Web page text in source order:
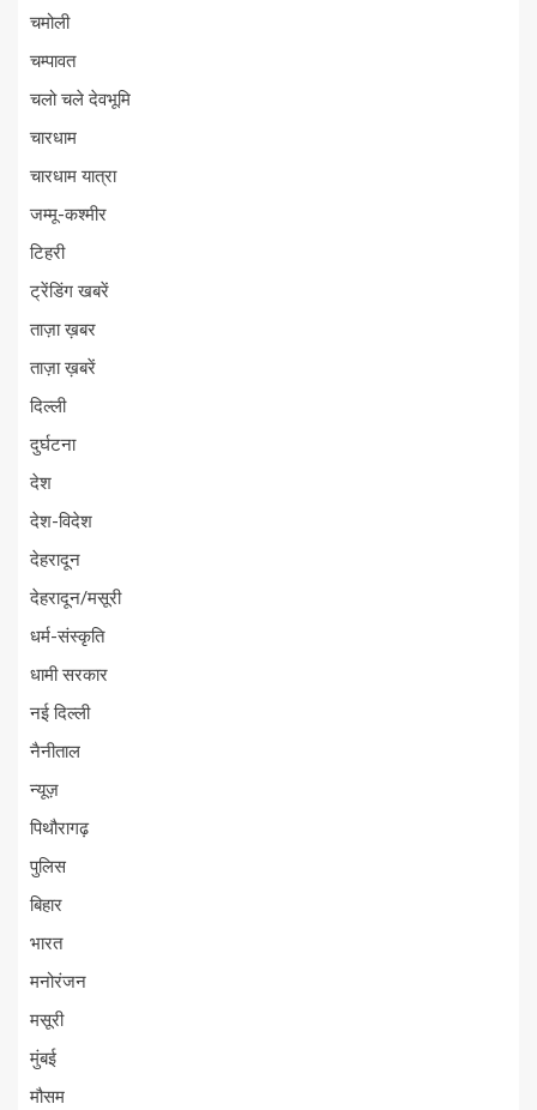
चमोली
चम्पावत
चलो चले देवभूमि
चारधाम
चारधाम यात्रा
जम्मू-कश्मीर
टिहरी
ट्रेंडिंग खबरें
ताज़ा ख़बर
ताज़ा ख़बरें
दिल्ली
दुर्घटना
देश
देश-विदेश
देहरादून
देहरादून/मसूरी
धर्म-संस्कृति
धामी सरकार
नई दिल्ली
नैनीताल
न्यूज़
पिथौरागढ़
पुलिस
बिहार
भारत
मनोरंजन
मसूरी
मुंबई
मौसम